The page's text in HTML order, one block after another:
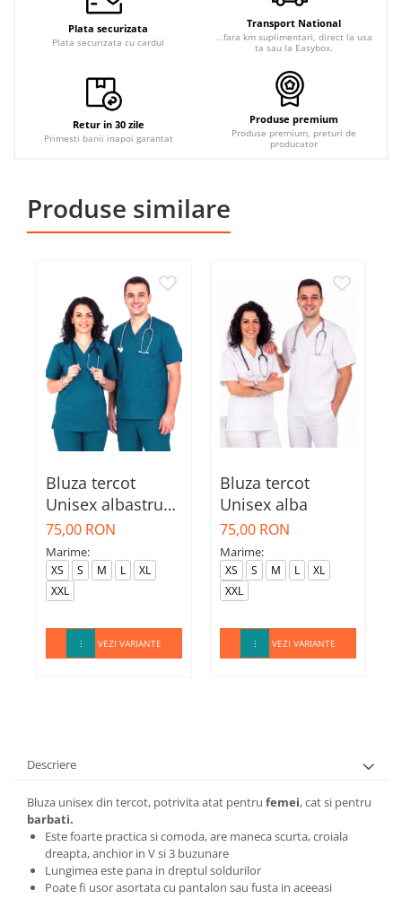
Plata securizata
Plata securizata cu cardul
Transport National
...fara km suplimentari, direct la usa
ta sau la Easybox.
Retur in 30 zile
Primesti banii inapoi garantat
Produse premium
Produse premium, preturi de
producator
Produse similare
Bluza tercot
Unisex albastru
marin
75,00 RON
Marime:
XS S M L
XL
XXL
VEZI VARIANTE
Bluza tercot
Unisex alba
75,00 RON
Marime:
XS S M L
XL
XXL
VEZI VARIANTE
Descriere
Bluza unisex din tercot, potrivita atat pentru femei, cat si pentru
barbati.
Este foarte practica si comoda, are maneca scurta, croiala
dreapta, anchior in V si 3 buzunare
Lungimea este pana in dreptul soldurilor
Poate fi usor asortata cu pantalon sau fusta in aceeasi